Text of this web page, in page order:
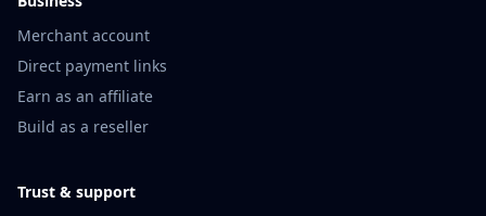
Merchant account
Direct payment links
Earn as an affiliate
Build as a reseller
Trust & support